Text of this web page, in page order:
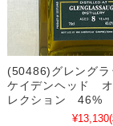
(50486)グレング
ケイデンヘッド オ
レクション 46%
¥13,130